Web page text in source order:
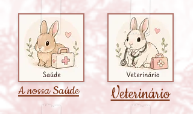
A nossa Saúde Veterinário